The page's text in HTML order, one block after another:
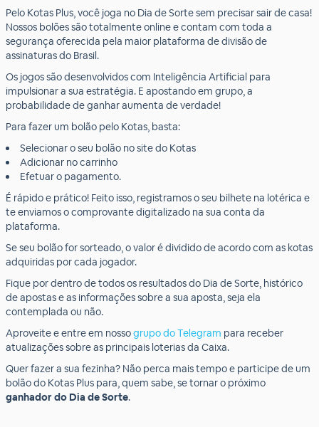
Pelo Kotas Plus, você joga no Dia de Sorte sem precisar sair de casa!
Nossos bolões são totalmente online e contam com toda a
segurança oferecida pela maior plataforma de divisão de
assinaturas do Brasil.
Os jogos são desenvolvidos com Inteligência Artificial para
impulsionar a sua estratégia. E apostando em grupo, a
probabilidade de ganhar aumenta de verdade!
Para fazer um bolão pelo Kotas, basta:
Selecionar o seu bolão no site do Kotas
Adicionar no carrinho
Efetuar o pagamento.
É rápido e prático! Feito isso, registramos o seu bilhete na lotérica e
te enviamos o comprovante digitalizado na sua conta da
plataforma.
Se seu bolão for sorteado, o valor é dividido de acordo com as kotas
adquiridas por cada jogador.
Fique por dentro de todos os resultados do Dia de Sorte, histórico
de apostas e as informações sobre a sua aposta, seja ela
contemplada ou não.
Aproveite e entre em nossogrupo do Telegram para receber
atualizações sobre as principais loterias da Caixa.
Quer fazer a sua fezinha? Não perca mais tempo e participe de um
bolão do Kotas Plus para, quem sabe, se tornar o próximo
ganhador do Dia de Sorte.